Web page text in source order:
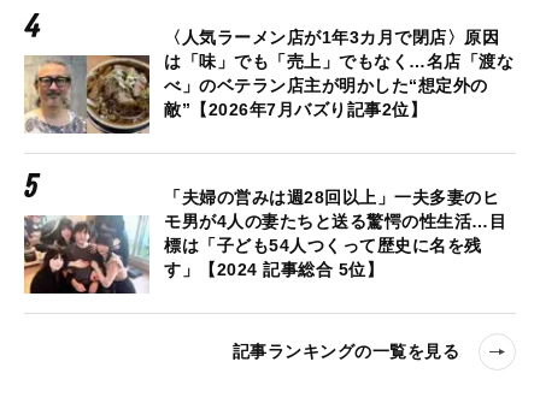
〈人気ラーメン店が1年3カ月で閉店〉原因
は「味」でも「売上」でもなく…名店「渡な
べ」のベテラン店主が明かした“想定外の
敵”【2026年7月バズり記事2位】
「夫婦の営みは週28回以上」一夫多妻のヒ
モ男が4人の妻たちと送る驚愕の性生活…目
標は「子ども54人つくって歴史に名を残
す」【2024 記事総合 5位】
記事ランキングの一覧を見る